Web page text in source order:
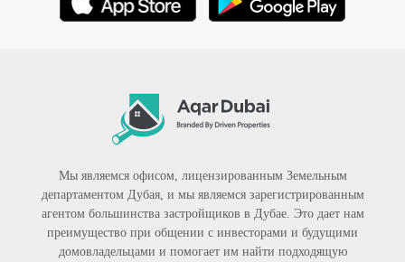
Мы являемся офисом, лицензированным Земельным
департаментом Дубая, и мы являемся зарегистрированным
агентом большинства застройщиков в Дубае. Это дает нам
преимущество при общении с инвесторами и будущими
домовладельцами и помогает им найти подходящую